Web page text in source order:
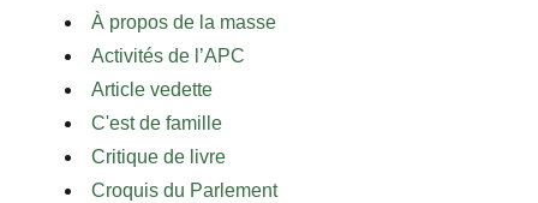
À propos de la masse
Activités de l’APC
Article vedette
C'est de famille
Critique de livre
Croquis du Parlement